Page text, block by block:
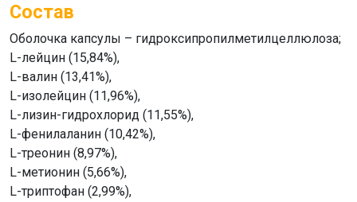
Состав
Оболочка капсулы – гидроксипропилметилцеллюлоза;
L-лейцин (15,84%),
L-валин (13,41%),
L-изолейцин (11,96%),
L-лизин-гидрохлорид (11,55%),
L-фенилаланин (10,42%),
L-треонин (8,97%),
L-метионин (5,66%),
L-триптофан (2,99%),